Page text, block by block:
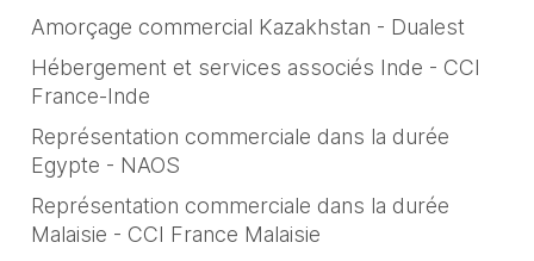
Amorçage commercial Kazakhstan - Dualest
Hébergement et services associés Inde - CCI
France-Inde
Représentation commerciale dans la durée
Egypte - NAOS
Représentation commerciale dans la durée
Malaisie - CCI France Malaisie